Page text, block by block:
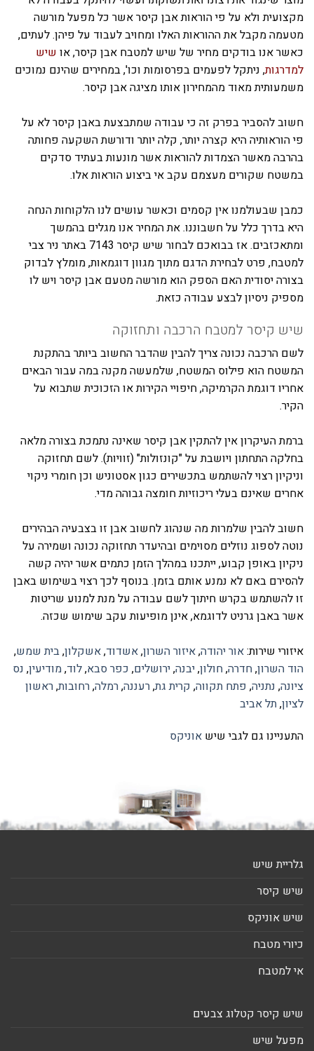
מקצועית ולא על פי הוראות אבן קיסר אשר כל מפעל מורשה
מטעמה מקבל את ההוראות האלו ומחויב לעבוד על פיהן. לעתים,
כאשר אנו בודקים מחיר של שיש למטבח אבן קיסר, או שיש
למדרגות, ניתקל לפעמים בפרסומות וכו', במחירים שהינם נמוכים
משמעותית מאוד מהמחירון אותו מציגה אבן קיסר.
חשוב להסביר בפרק זה כי עבודה שמתבצעת באבן קיסר לא על
פי הוראותיה היא קצרה יותר, קלה יותר ודורשת השקעה פחותה
בהרבה מאשר הצמדות להוראות אשר מונעות בעתיד סדקים
במשטח שקורים מעצמם עקב אי ביצוע הוראות אלו.
כמבן שבעולמנו אין קסמים וכאשר עושים לנו הלקוחות הנחה
היא בדרך כלל על חשבוננו. את המחיר אנו מגלים בהמשך
ומתאכזבים. אז בבואכם לבחור שיש קיסר 7143 באתר ניר צבי
למטבח, פרט לבחירת הדגם מתוך מגוון דוגמאות, מומלץ לבדוק
בצורה יסודית האם הספק הוא מורשה מטעם אבן קיסר ויש לו
מספיק ניסיון לבצע עבודה כזאת.
שיש קיסר למטבח הרכבה ותחזוקה
לשם הרכבה נכונה צריך להבין שהדבר החשוב ביותר בהתקנת
המשטח הוא פילוס המשטח, שלמעשה מקנה במה עבור הבאים
אחריו דוגמת הקרמיקה, חיפויי הקירות או הזכוכית שתבוא על
הקיר.
ברמת העיקרון אין להתקין אבן קיסר שאינה נתמכת בצורה מלאה
בחלקה התחתון ויושבת על "קונזולות" (זוויות). לשם תחזוקה
וניקיון רצוי להשתמש בתכשירים כגון אסטוניש וכן חומרי ניקוי
אחרים שאינם בעלי ריכוזיות חומצה גבוהה מדי.
חשוב להבין שלמרות מה שנהוג לחשוב אבן זו בצבעיה הבהירים
נוטה לספוג נוזלים מסוימים ובהיעדר תחזוקה נכונה ושמירה על
ניקיון באופן קבוע, ייתכנו במהלך הזמן כתמים אשר יהיה קשה
להסירם באם לא נמנע אותם בזמן. בנוסף לכך רצוי בשימוש באבן
זו להשתמש בקרש חיתוך לשם עבודה על מנת למנוע שריטות
אשר באבן גרניט לדוגמא, אינן מופיעות עקב שימוש שכזה.
איזורי שירות:אור יהודה,איזור השרון,אשדוד,אשקלון,בית שמש,
הוד השרון,חדרה,חולון,יבנה,ירושלים, כפר סבא,לוד,מודיעין, נס
ציונה, נתניה, פתח תקווה, קרית גת,רעננה,רמלה,רחובות,ראשון
לציון,תל אביב
התעניינו גם לגבי שיש אוניקס
גלריית שיש
שיש קיסר
שיש אוניקס
כיורי מטבח
אי למטבח
שיש קיסר קטלוג צבעים
מפעל שיש